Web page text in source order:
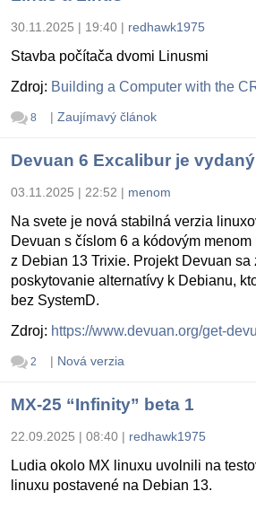
30.11.2025 | 19:40 | redhawk1975
Stavba počítača dvomi Linusmi
Zdroj: Building a Computer with the
8 | Zaujímavý článok
Devuan 6 Excalibur je vydaný
03.11.2025 | 22:52 | menom
Na svete je nová stabilná verzia
Devuan s číslom 6 a kódovým
z Debian 13 Trixie. Projekt Devuan sa
poskytovanie alternatívy k Debianu,
bez SystemD.
Zdroj: https://www.devuan.org/get-
2 | Nová verzia
MX-25 “Infinity” beta 1
22.09.2025 | 08:40 | redhawk1975
Ludia okolo MX linuxu uvolnili na
linuxu postavené na Debian 13.